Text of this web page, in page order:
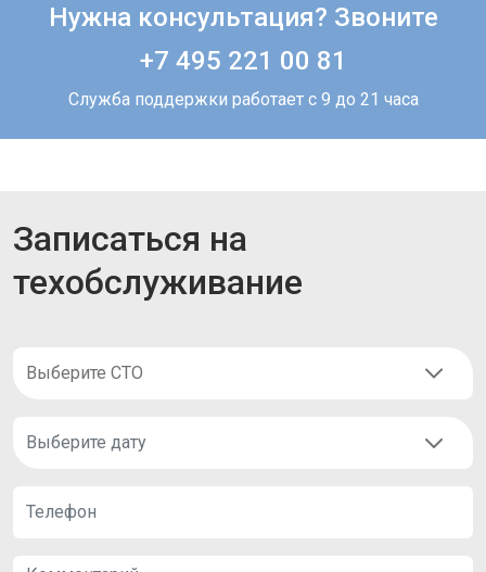
Нужна консультация? Звоните
+7 495 221 00 81
Служба поддержки работает с 9 до 21 часа
Записаться на
техобслуживание